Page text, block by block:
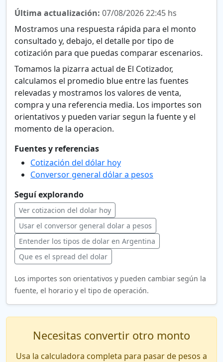
Última actualización: 07/08/2026 22:45 hs
Mostramos una respuesta rápida para el monto
consultado y, debajo, el detalle por tipo de
cotización para que puedas comparar escenarios.
Tomamos la pizarra actual de El Cotizador,
calculamos el promedio blue entre las fuentes
relevadas y mostramos los valores de venta,
compra y una referencia media. Los importes son
orientativos y pueden variar segun la fuente y el
momento de la operacion.
Fuentes y referencias
Cotización del dólar hoy
Conversor general dólar a pesos
Seguí explorando
Ver cotizacion del dolar hoy
Usar el conversor general dolar a pesos
Entender los tipos de dolar en Argentina
Que es el spread del dolar
Los importes son orientativos y pueden cambiar según la
fuente, el horario y el tipo de operación.
Necesitas convertir otro monto
Usa la calculadora completa para pasar de pesos a